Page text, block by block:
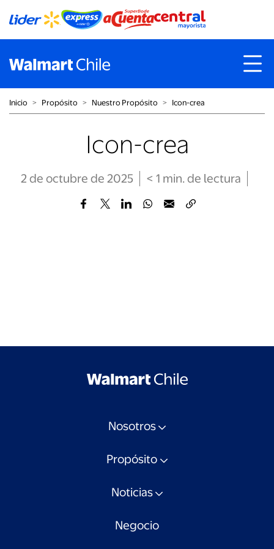
Inicio ˃ Propósito ˃ Nuestro Propósito ˃ Icon-crea
Icon-crea
2 de octubre de 2025 < 1 min. de lectura
Nosotros
Propósito
Noticias
Negocio